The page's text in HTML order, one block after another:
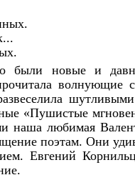
были новые и
волнующие
«Пушистые
наша любимая
поэтам. Они
Евгений